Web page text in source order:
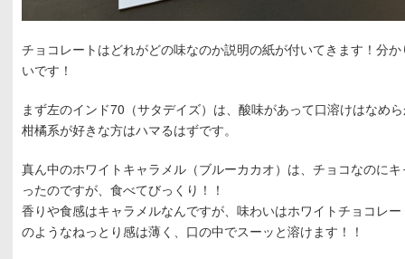
チョコレートはどれがどの味なのか説明の紙が付いてきます！分
いです！
まず左のインド70（サタデイズ）は、酸味があって口溶けはなめ
柑橘系が好きな方はハマるはずです。
真ん中のホワイトキャラメル（ブルーカカオ）は、チョコなのに
ったのですが、食べてびっくり！！
香りや食感はキャラメルなんですが、味わいはホワイトチョコレ
のようなねっとり感は薄く、口の中でスーッと溶けます！！